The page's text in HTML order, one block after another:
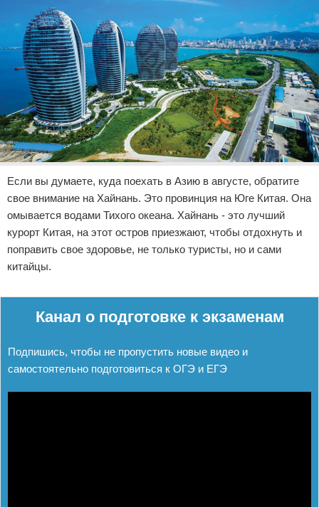
Если вы думаете, куда поехать в Азию в августе, обратите
свое внимание на Хайнань. Это провинция на Юге Китая. Она
омывается водами Тихого океана. Хайнань - это лучший
курорт Китая, на этот остров приезжают, чтобы отдохнуть и
поправить свое здоровье, не только туристы, но и сами
китайцы.
Канал о подготовке к экзаменам
Подпишись, чтобы не пропустить новые видео и
самостоятельно подготовиться к ОГЭ и ЕГЭ